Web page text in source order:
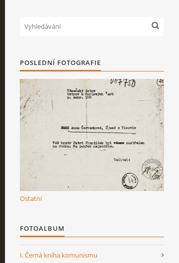
POSLEDNÍ FOTOGRAFIE
Ostatní
FOTOALBUM
I. Černá kniha komunismu